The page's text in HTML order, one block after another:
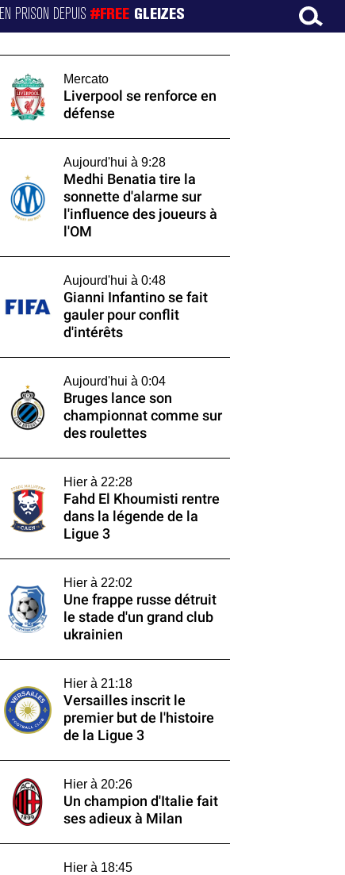
EN PRISON DEPUIS#FREE GLEIZES
Mercato
Liverpool se renforce en
défense
Aujourd'hui à 9:28
Medhi Benatia tire la
sonnette d'alarme sur
l'influence des joueurs à
l'OM
Aujourd'hui à 0:48
Gianni Infantino se fait
gauler pour conflit
d'intérêts
Aujourd'hui à 0:04
Bruges lance son
championnat comme sur
des roulettes
Hier à 22:28
Fahd El Khoumisti rentre
dans la légende de la
Ligue 3
Hier à 22:02
Une frappe russe détruit
le stade d'un grand club
ukrainien
Hier à 21:18
Versailles inscrit le
premier but de l'histoire
de la Ligue 3
Hier à 20:26
Un champion d'Italie fait
ses adieux à Milan
Hier à 18:45